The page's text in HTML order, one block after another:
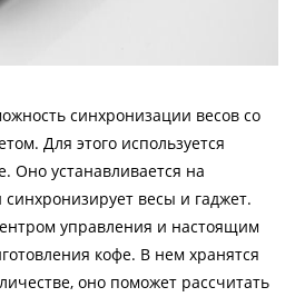
синхронизации весов со
Для этого используется
Оно устанавливается на
весы и гаджет.
управления и настоящим
кофе. В нем хранятся
оно поможет рассчитать